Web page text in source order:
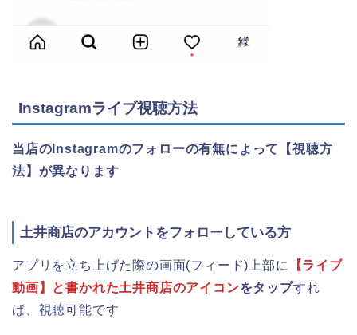
Instagramライブ視聴方法
当店のInstagramのフォローの有無によって【視聴方
法】が異なります
土井商店のアカウントをフォローしている方
アプリを立ち上げた際の画面(フィード)上部に
【ライブ
動画】と書かれた土井商店のアイコンをタップすれ
ば、視聴可能です